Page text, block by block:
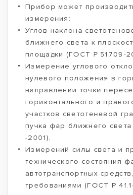
Прибор может
измерения:
Углов наклона
ближнего света к
площадки (ГОСТ Р 51709-
Измерение углового
нулевого положения в
направлении точки
горизонтального и
участков светотеневой
пучка фар ближнего
-2001).
Измерений силы света и
технического состояния
автотранспортных
требованиями (ГОСТ Р